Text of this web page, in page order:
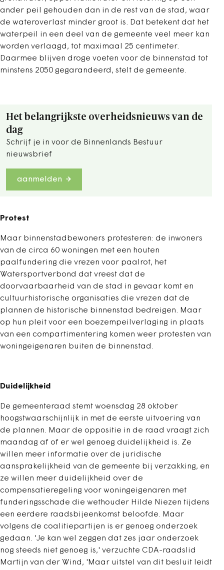
ander peil gehouden dan in de rest van de stad, waar
de wateroverlast minder groot is. Dat betekent dat het
waterpeil in een deel van de gemeente veel meer kan
worden verlaagd, tot maximaal 25 centimeter.
Daarmee blijven droge voeten voor de binnenstad tot
minstens 2050 gegarandeerd, stelt de gemeente.
Het belangrijkste overheidsnieuws van de
dag
Schrijf je in voor de Binnenlands Bestuur
nieuwsbrief
aanmelden
Protest
Maar binnenstadbewoners protesteren: de inwoners
van de circa 60 woningen met een houten
paalfundering die vrezen voor paalrot, het
Watersportverbond dat vreest dat de
doorvaarbaarheid van de stad in gevaar komt en
cultuurhistorische organisaties die vrezen dat de
plannen de historische binnenstad bedreigen. Maar
op hun pleit voor een boezempeilverlaging in plaats
van een compartimentering komen weer protesten van
woningeigenaren buiten de binnenstad.
Duidelijkheid
De gemeenteraad stemt woensdag 28 oktober
hoogstwaarschijnlijk in met de eerste uitvoering van
de plannen. Maar de oppositie in de raad vraagt zich
maandag af of er wel genoeg duidelijkheid is. Ze
willen meer informatie over de juridische
aansprakelijkheid van de gemeente bij verzakking, en
ze willen meer duidelijkheid over de
compensatieregeling voor woningeigenaren met
funderingsschade die wethouder Hilde Niezen tijdens
een eerdere raadsbijeenkomst beloofde. Maar
volgens de coalitiepartijen is er genoeg onderzoek
gedaan. 'Je kan wel zeggen dat zes jaar onderzoek
nog steeds niet genoeg is,' verzuchte CDA-raadslid
Martijn van der Wind, 'Maar uitstel van dit besluit leidt